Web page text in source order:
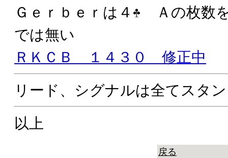
Ｇｅｒｂｅｒは４
Ａの枚数
では無い
ＲＫＣＢ １４３０ 修正中
リード、シグナルは全てスタ
以上
戻る